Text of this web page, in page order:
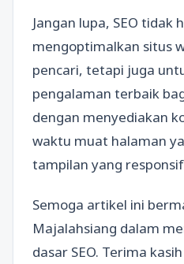
Jangan lupa, SEO tidak
mengoptimalkan situs
pencari, tetapi juga
pengalaman terbaik
dengan menyediakan
waktu muat halaman
tampilan yang
Semoga artikel ini
Majalahsiang dalam
dasar SEO. Terima